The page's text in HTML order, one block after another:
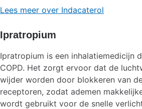
Lees meer over Indacaterol
Ipratropium
Ipratropium is een inhalatiemedicijn
COPD. Het zorgt ervoor dat de
wijder worden door blokkeren van
receptoren, zodat ademen
wordt gebruikt voor de snelle